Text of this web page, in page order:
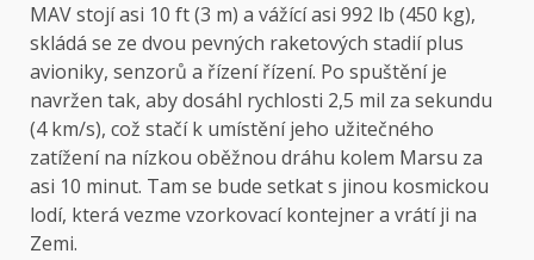
MAV stojí asi 10 ft (3 m) a vážící asi 992 lb (450 kg),
skládá se ze dvou pevných raketových stadií plus
avioniky, senzorů a řízení řízení. Po spuštění je
navržen tak, aby dosáhl rychlosti 2,5 mil za sekundu
(4 km/s), což stačí k umístění jeho užitečného
zatížení na nízkou oběžnou dráhu kolem Marsu za
asi 10 minut. Tam se bude setkat s jinou kosmickou
lodí, která vezme vzorkovací kontejner a vrátí ji na
Zemi.